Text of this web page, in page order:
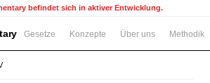
befindet sich in aktiver Entwicklung.
Gesetze Konzepte Über uns Methodik